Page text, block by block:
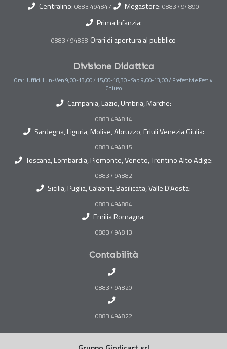
Centralino: 0883 494847 Megastore: 0883 494890
Prima Infanzia:
0883 494858 Orari di apertura al pubblico
Divisione Didattica
Orari Uffici: Lun-Ven 9,00-13,00 / 15,00-18,30 - Sab 9,00-13,00 / Prefestivi e Festivi
Chiuso
Campania, Lazio, Umbria, Marche:
0883 494814
Sardegna, Liguria, Molise, Abruzzo, Friuli Venezia Giulia:
0883 494815
Toscana, Lombardia, Piemonte, Veneto, Trentino Alto Adige:
0883 494882
Sicilia, Puglia, Calabria, Basilicata, Valle D'Aosta:
0883 494884
Emilia Romagna:
0883 494813
Contabilità
0883 494820
0883 494822